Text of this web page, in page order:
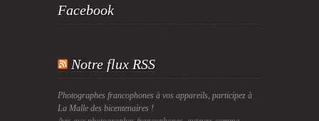
Facebook
Notre flux RSS
Photographes francophones à vos appareils, participez à
La Malle des bicentenaires !